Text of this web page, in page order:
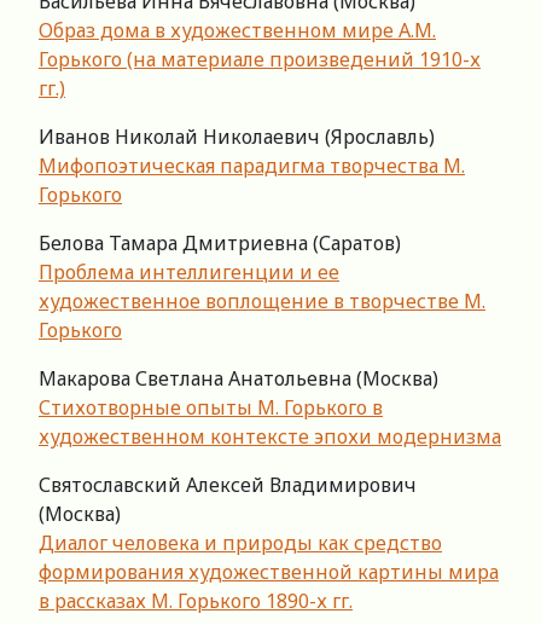
Образ дома в художественном мире А.М.
Горького (на материале произведений 1910-х
гг.)
Иванов Николай Николаевич (Ярославль)
Мифопоэтическая парадигма творчества М.
Горького
Белова Тамара Дмитриевна (Саратов)
Проблема интеллигенции и ее
художественное воплощение в творчестве М.
Горького
Макарова Светлана Анатольевна (Москва)
Стихотворные опыты М. Горького в
художественном контексте эпохи модернизма
Святославский Алексей Владимирович
(Москва)
Диалог человека и природы как средство
формирования художественной картины мира
в рассказах М. Горького 1890-х гг.